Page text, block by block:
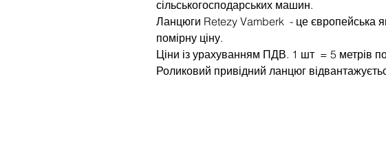
сільськогосподарських машин.
Ланцюги Retezy Vamberk - це європейська
помірну ціну.
Ціни із урахуванням ПДВ. 1 шт = 5 метрів
Роликовий привідний ланцюг